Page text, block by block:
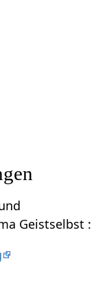
Geistselbst :